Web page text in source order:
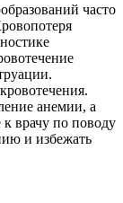
часто
анемии, а
врачу по поводу
и избежать